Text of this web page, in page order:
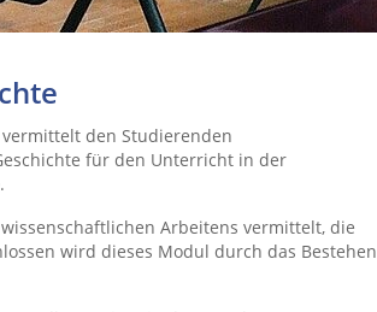
vermittelt den Studierenden
für den Unterricht in der
.
Arbeitens vermittelt, die
wird dieses Modul durch das Bestehen